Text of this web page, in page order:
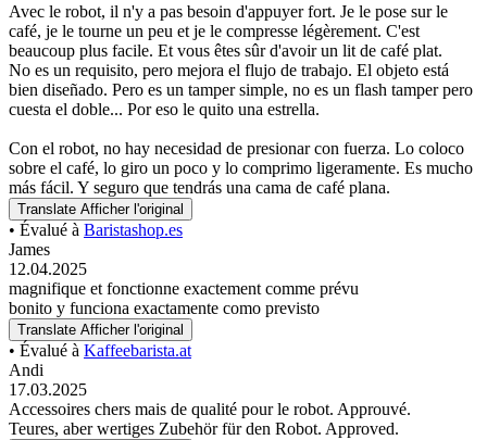
Avec le robot, il n'y a pas besoin d'appuyer fort. Je le pose sur le
café, je le tourne un peu et je le compresse légèrement. C'est
beaucoup plus facile. Et vous êtes sûr d'avoir un lit de café plat.
No es un requisito, pero mejora el flujo de trabajo. El objeto está
bien diseñado. Pero es un tamper simple, no es un flash tamper pero
cuesta el doble... Por eso le quito una estrella.
Con el robot, no hay necesidad de presionar con fuerza. Lo coloco
sobre el café, lo giro un poco y lo comprimo ligeramente. Es mucho
más fácil. Y seguro que tendrás una cama de café plana.
Translate Afficher l'original
• Évalué à Baristashop.es
James
12.04.2025
magnifique et fonctionne exactement comme prévu
bonito y funciona exactamente como previsto
Translate Afficher l'original
• Évalué à Kaffeebarista.at
Andi
17.03.2025
Accessoires chers mais de qualité pour le robot. Approuvé.
Teures, aber wertiges Zubehör für den Robot. Approved.